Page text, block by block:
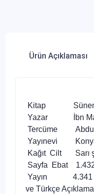
Ürün Açıklaması
Kitap Sünen-i
Yazar İbn
Tercüme
Yayınevi Konya
Kağıt Cilt Sarı
Sayfa Ebat
Yayın 4.341
ve Türkçe